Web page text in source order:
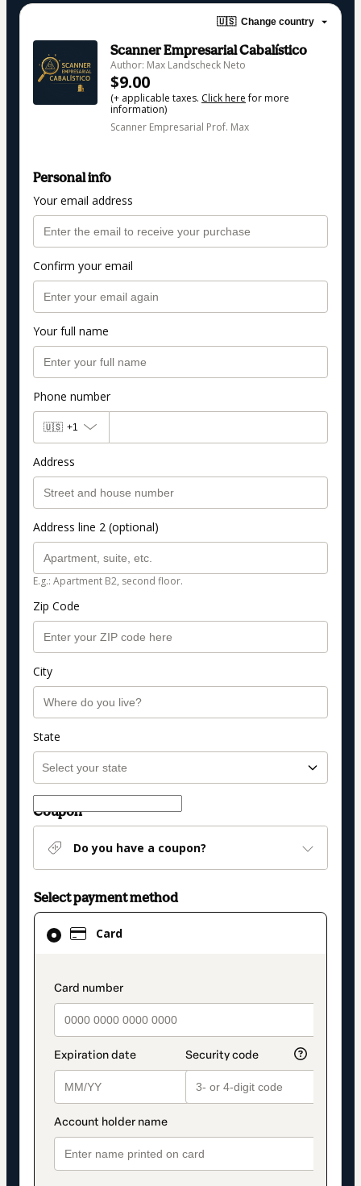
🇺🇸 Change country
Scanner Empresarial Cabalístico
Author: Max Landscheck Neto
$9.00
(+ applicable taxes. Click herefor more
information)
Scanner Empresarial Prof. Max
Personal info
Your email address
Confirm your email
Your full name
Phone number
🇺🇸 +1
Address
Address line 2 (optional)
E.g.: Apartment B2, second floor.
Zip Code
City
State
Coupon
Do you have a coupon?
Select payment method
Card
payment_data.section_title_v2
Card
selected
method